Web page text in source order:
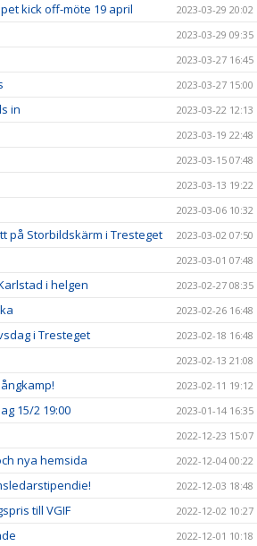
kick off-möte 19 april 2023-03-29 20:02
2023-03-29 09:35
2023-03-27 16:45
2023-03-27 15:00
in 2023-03-22 12:13
2023-03-19 22:48
2023-03-15 07:48
2023-03-13 19:22
2023-03-06 10:32
på Storbildskärm i Tresteget 2023-03-02 07:50
2023-03-01 07:48
i helgen 2023-02-27 08:35
2023-02-26 16:48
i Tresteget 2023-02-18 16:48
2023-02-13 21:08
2023-02-11 19:12
15/2 19:00 2023-01-14 16:35
2022-12-23 15:07
nya hemsida 2022-12-04 00:22
2022-12-03 18:48
till VGIF 2022-12-02 10:27
2022-12-01 10:18